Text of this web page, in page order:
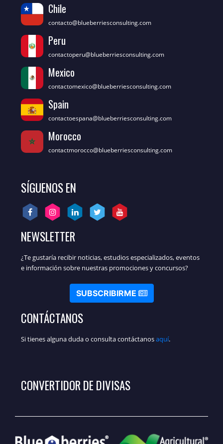
Chile
contacto@blueberriesconsulting.com
Peru
contactoperu@blueberriesconsulting.com
Mexico
contactomexico@blueberriesconsulting.com
Spain
contactoespana@blueberriesconsulting.com
Morocco
contactmorocco@blueberriesconsulting.com
SÍGUENOS EN
NEWSLETTER
¿Te gustaría recibir noticias, estudios especializados, eventos
e información sobre nuestras promociones y concursos?
SUBSCRIBIRME
CONTÁCTANOS
Si tienes alguna duda o consulta contáctanosaquí.
CONVERTIDOR DE DIVISAS